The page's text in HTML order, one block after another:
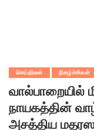
செய்திகள் நிகழ்ச்சிகள்
வால்பாறையில்
நாயகத்தின்
அசத்திய